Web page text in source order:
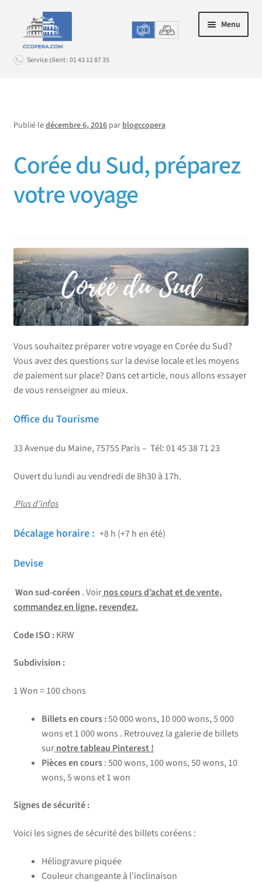
navigation
contenu
Service client : 01 43 12 87 35
Menu
ACHAT EN LIGNE
menu
enfant
LE CHANGE EN AGENCE
Ouvrir
le
Publié ledécembre 6, 2016 par blogccopera
Corée du Sud, préparez
votre voyage
Vous souhaitez préparer votre voyage en Corée du Sud?
Vous avez des questions sur la devise locale et les moyens
de paiement sur place? Dans cet article, nous allons essayer
de vous renseigner au mieux.
Office du Tourisme
33 Avenue du Maine, 75755 Paris – Tél: 01 45 38 71 23
Ouvert du lundi au vendredi de 8h30 à 17h.
Plus d’infos
Décalage horaire : +8 h (+7 h en été)
Devise
Won sud-coréen . Voirnos cours d’achat et de vente,
commandez en ligne,revendez.
Code ISO :KRW
Subdivision :
1 Won = 100 chons
Billets en cours :50 000 wons, 10 000 wons, 5 000
wons et 1 000 wons . Retrouvez la galerie de billets
surnotre tableau Pinterest !
Pièces en cours: 500 wons, 100 wons, 50 wons, 10
wons, 5 wons et 1 won
Signes de sécurité :
Voici les signes de sécurité des billets coréens :
Héliogravure piquée
Couleur changeante à l’inclinaison